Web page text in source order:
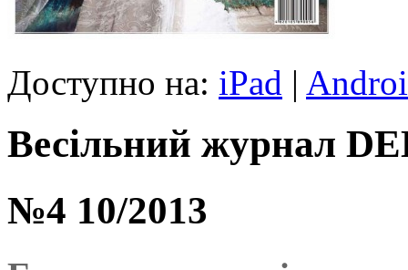
Доступно на: iPad |
Весільний журнал
№4 10/2013